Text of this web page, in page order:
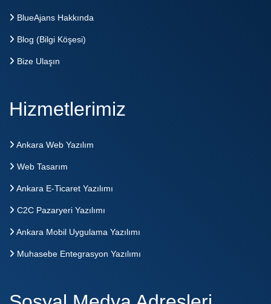
BlueAjans Hakkında
Blog (Bilgi Köşesi)
Bize Ulaşın
Hizmetlerimiz
Ankara Web Yazılım
Web Tasarım
Ankara E-Ticaret Yazılımı
C2C Pazaryeri Yazılımı
Ankara Mobil Uygulama Yazılımı
Muhasebe Entegrasyon Yazılımı